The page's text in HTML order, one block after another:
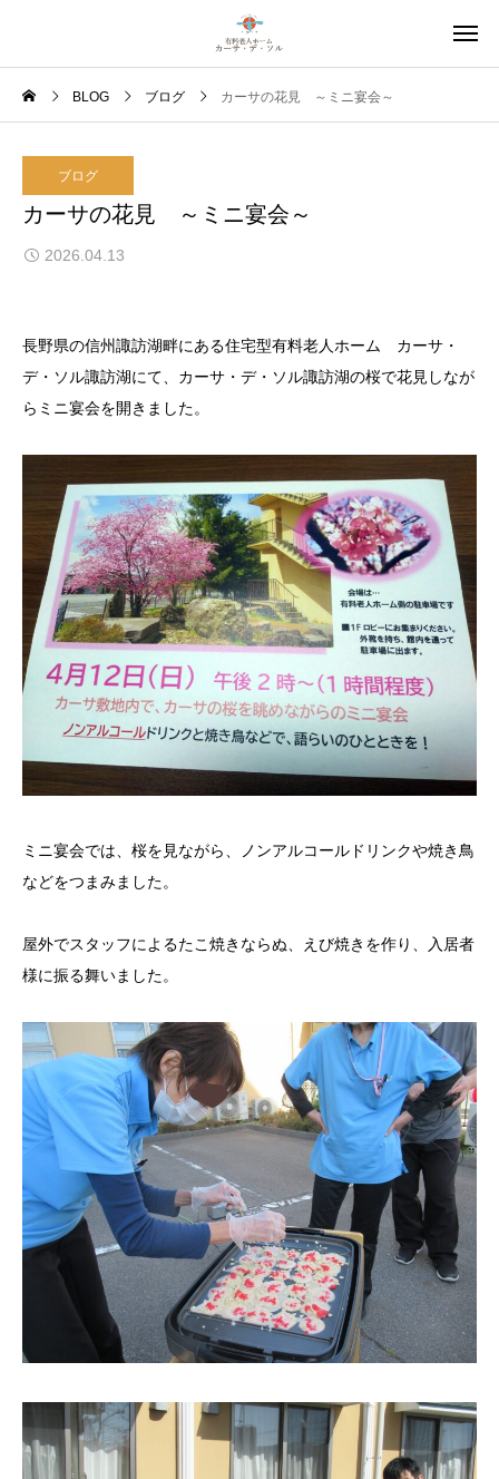
BLOG ブログ カーサの花見 ～ミニ宴会～
ブログ
カーサの花見 ～ミニ宴会～
2026.04.13
長野県の信州諏訪湖畔にある住宅型有料老人ホーム カーサ・
デ・ソル諏訪湖にて、カーサ・デ・ソル諏訪湖の桜で花見しなが
らミニ宴会を開きました。
ミニ宴会では、桜を見ながら、ノンアルコールドリンクや焼き鳥
などをつまみました。
屋外でスタッフによるたこ焼きならぬ、えび焼きを作り、入居者
様に振る舞いました。